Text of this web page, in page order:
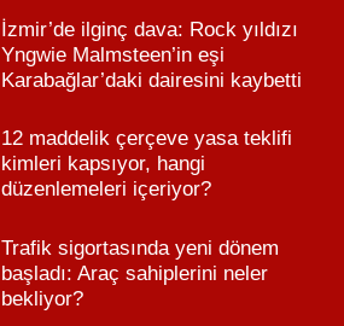
İzmir’de ilginç dava: Rock yıldızı
Yngwie Malmsteen’in eşi
Karabağlar’daki dairesini kaybetti
12 maddelik çerçeve yasa teklifi
kimleri kapsıyor, hangi
düzenlemeleri içeriyor?
Trafik sigortasında yeni dönem
başladı: Araç sahiplerini neler
bekliyor?